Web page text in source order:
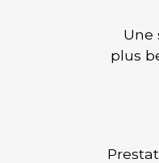
Une
plus